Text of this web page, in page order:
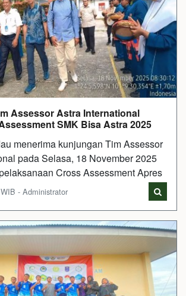
Assessor Astra International
SMK Bisa Astra 2025
menerima kunjungan Tim Assessor
pada Selasa, 18 November 2025
Cross Assessment Apres
- Administrator